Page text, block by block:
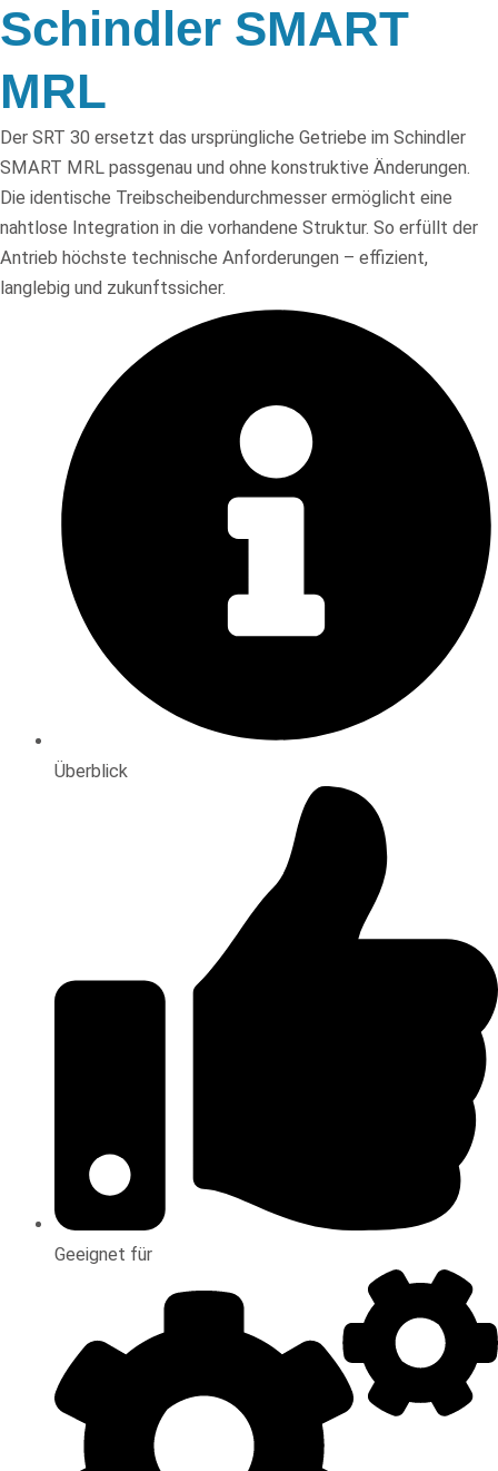
Schindler SMART
MRL
Der SRT 30 ersetzt das ursprüngliche Getriebe im Schindler
SMART MRL passgenau und ohne konstruktive Änderungen.
Die identische Treibscheibendurchmesser ermöglicht eine
nahtlose Integration in die vorhandene Struktur. So erfüllt der
Antrieb höchste technische Anforderungen – effizient,
langlebig und zukunftssicher.
Überblick
Geeignet für